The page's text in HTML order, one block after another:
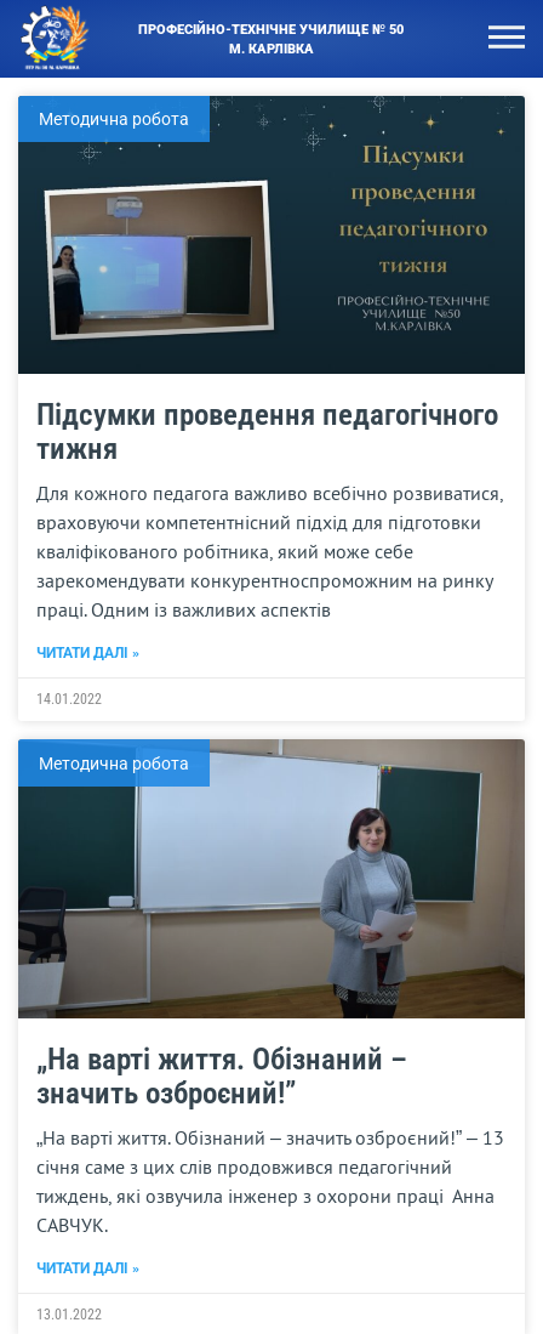
ПРОФЕСІЙНО-ТЕХНІЧНЕ УЧИЛИЩЕ № 50
М. КАРЛІВКА
Методична робота
Підсумки проведення педагогічного
тижня
Для кожного педагога важливо всебічно розвиватися,
враховуючи компетентнісний підхід для підготовки
кваліфікованого робітника, який може себе
зарекомендувати конкурентноспроможним на ринку
праці. Одним із важливих аспектів
ЧИТАТИ ДАЛІ »
14.01.2022
Методична робота
„На варті життя. Обізнаний –
значить озброєний!”
„На варті життя. Обізнаний – значить озброєний!” – 13
січня саме з цих слів продовжився педагогічний
тиждень, які озвучила інженер з охорони праці Анна
САВЧУК.
ЧИТАТИ ДАЛІ »
13.01.2022